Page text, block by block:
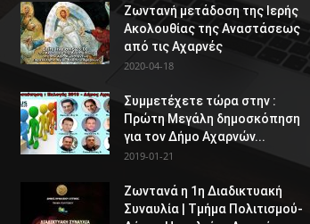
Ζωντανή μετάδοση της Ιερής
Ακολουθίας της Αναστάσεως
από τις Αχαρνές
2020-04-18
Συμμετέχετε τώρα στην :
Πρώτη Μεγάλη δημοσκόπηση
για τον Δήμο Αχαρνών...
2019-01-21
Ζωντανά η 1η Διαδικτυακή
Συναυλία | Τμήμα Πολιτισμού-